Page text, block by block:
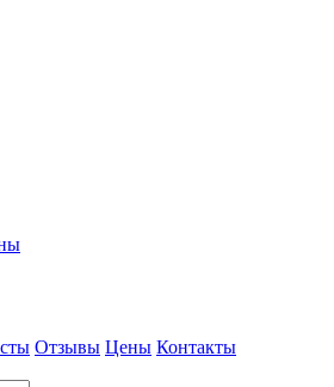
Отзывы Цены Контакты